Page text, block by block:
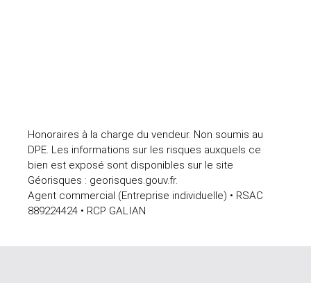
Honoraires à la charge du vendeur. Non soumis au
DPE. Les informations sur les risques auxquels ce
bien est exposé sont disponibles sur le site
Géorisques : georisques.gouv.fr.
Agent commercial (Entreprise individuelle) • RSAC
889224424 • RCP GALIAN